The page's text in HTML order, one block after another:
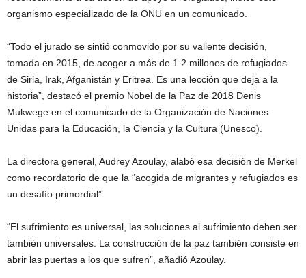
organismo especializado de la ONU en un comunicado.
“Todo el jurado se sintió conmovido por su valiente decisión,
tomada en 2015, de acoger a más de 1.2 millones de refugiados
de Siria, Irak, Afganistán y Eritrea. Es una lección que deja a la
historia”, destacó el premio Nobel de la Paz de 2018 Denis
Mukwege en el comunicado de la Organización de Naciones
Unidas para la Educación, la Ciencia y la Cultura (Unesco).
La directora general, Audrey Azoulay, alabó esa decisión de Merkel
como recordatorio de que la “acogida de migrantes y refugiados es
un desafío primordial”.
“El sufrimiento es universal, las soluciones al sufrimiento deben ser
también universales. La construcción de la paz también consiste en
abrir las puertas a los que sufren”, añadió Azoulay.